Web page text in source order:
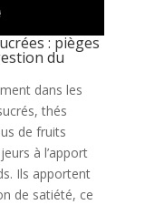
: pièges
du
dans les
thés
de fruits
à l’apport
Ils apportent
de satiété, ce